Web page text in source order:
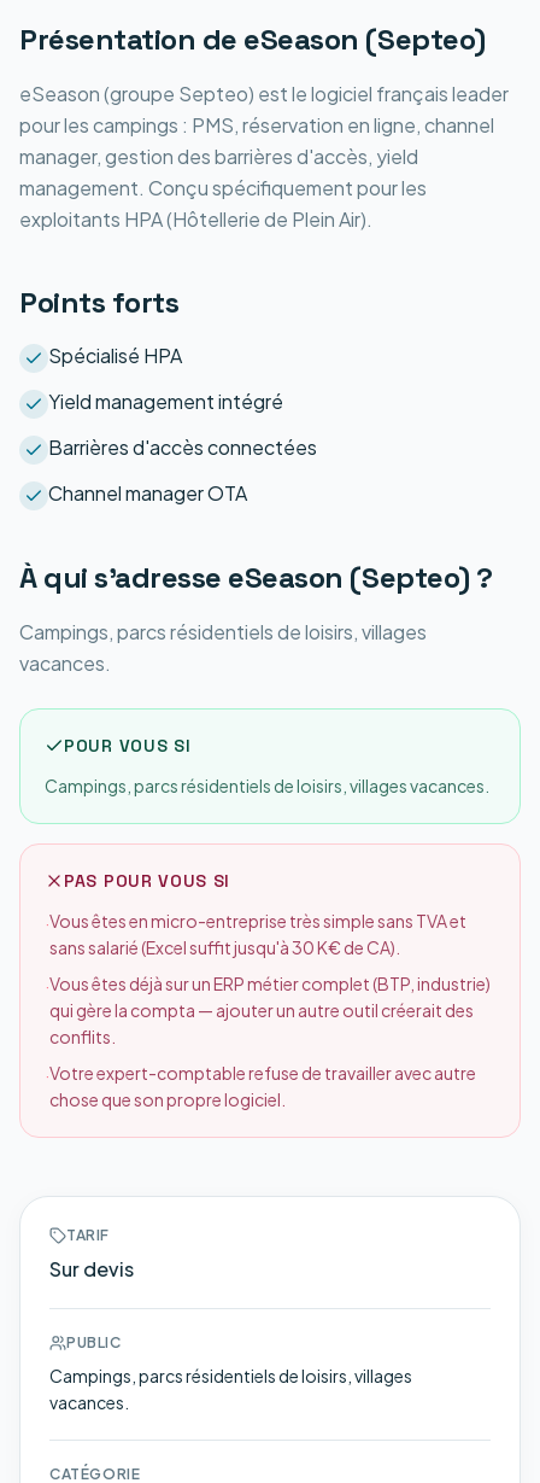
Présentation de eSeason (Septeo)
eSeason (groupe Septeo) est le logiciel français leader
pour les campings : PMS, réservation en ligne, channel
manager, gestion des barrières d'accès, yield
management. Conçu spécifiquement pour les
exploitants HPA (Hôtellerie de Plein Air).
Points forts
Spécialisé HPA
Yield management intégré
Barrières d'accès connectées
Channel manager OTA
À qui s'adresse eSeason (Septeo) ?
Campings, parcs résidentiels de loisirs, villages
vacances.
POUR VOUS SI
Campings, parcs résidentiels de loisirs, villages vacances.
PAS POUR VOUS SI
·Vous êtes en micro-entreprise très simple sans TVA et
sans salarié (Excel suffit jusqu'à 30 K€ de CA).
·Vous êtes déjà sur un ERP métier complet (BTP, industrie)
qui gère la compta — ajouter un autre outil créerait des
conflits.
·Votre expert-comptable refuse de travailler avec autre
chose que son propre logiciel.
TARIF
Sur devis
PUBLIC
Campings, parcs résidentiels de loisirs, villages
vacances.
CATÉGORIE